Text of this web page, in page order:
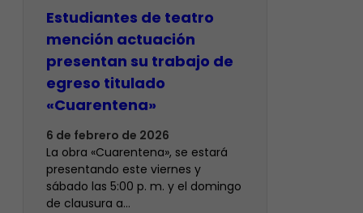
​Estudiantes de teatro
mención actuación
presentan su trabajo de
egreso titulado
«Cuarentena»
6 de febrero de 2026
La obra «Cuarentena», se estará
presentando este viernes y
sábado las 5:00 p. m. y el domingo
de clausura a…